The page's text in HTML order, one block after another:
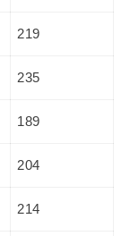
219
235
189
204
214